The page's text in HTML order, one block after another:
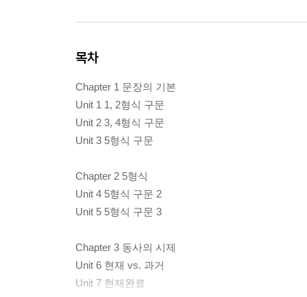
목차
Chapter 1 문장의 기본
Unit 1 1, 2형식 구문
Unit 2 3, 4형식 구문
Unit 3 5형식 구문
Chapter 2 5형식
Unit 4 5형식 구문 2
Unit 5 5형식 구문 3
Chapter 3 동사의 시제
Unit 6 현재 vs. 과거
Unit 7 현재완료